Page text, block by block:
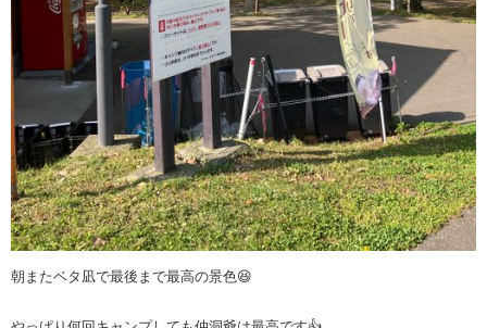
朝またベタ凪で最後まで最高の景色😆